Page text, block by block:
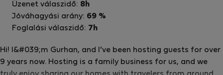
Hi! I&#039;m Gurhan, and I’ve been hosting guests for over
9 years now. Hosting is a family business for us, and we
Üzenet válaszidő: 8h
Jóváhagyási arány: 69 %
Foglalási válaszidő: 7h